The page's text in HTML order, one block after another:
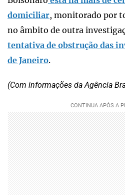
domiciliar, monitorado por
no âmbito de outra
tentativa de obstrução das
de Janeiro.
(Com informações da Agência